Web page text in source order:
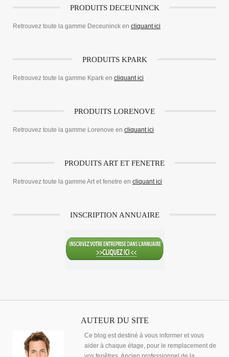
PRODUITS DECEUNINCK
Retrouvez toute la gamme Deceuninck en cliquant ici
PRODUITS KPARK
Retrouvez toute la gamme Kpark en cliquant ici
PRODUITS LORENOVE
Retrouvez toute la gamme Lorenove en cliquant ici
PRODUITS ART ET FENETRE
Retrouvez toute la gamme Art et fenetre en cliquant ici
INSCRIPTION ANNUAIRE
AUTEUR DU SITE
Ce blog est destiné à vous informer et vous
aider à chaque étage, pour le remplacement de